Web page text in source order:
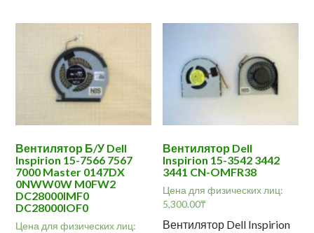
Вентилятор Б/У Dell
Inspirion 15-7566 7567
7000 Master 0147DX
0NWW0W M0FW2
DC28000IMF0
DC28000IOF0
Цена для физических лиц:
Вентилятор Dell
Inspirion 15-3542 3442
3441 CN-OMFR38
Цена для физических лиц:
5,300.00₸
Вентилятор Dell Inspirion